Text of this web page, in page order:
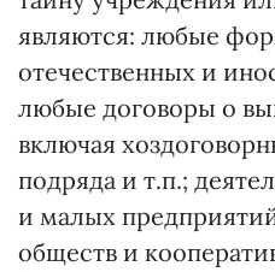
являются: любые
отечественных и
любые договоры о
включая
подряда и т.п.;
и малых
обществ и